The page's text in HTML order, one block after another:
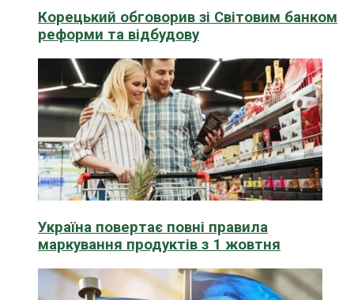
Корецький обговорив зі Світовим банком
реформи та відбудову
Україна повертає повні правила
маркування продуктів з 1 жовтня